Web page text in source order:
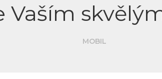
Vaším
MOBIL